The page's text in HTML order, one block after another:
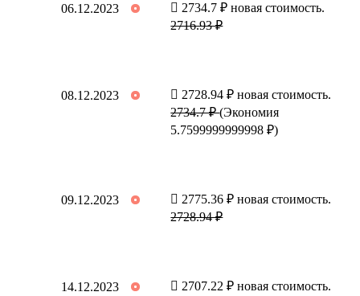
06.12.2023
2734.7 ₽ новая стоимость.
2716.93 ₽
08.12.2023
2728.94 ₽ новая стоимость.
2734.7 ₽(Экономия
5.7599999999998 ₽)
09.12.2023
2775.36 ₽ новая стоимость.
2728.94 ₽
14.12.2023
2707.22 ₽ новая стоимость.